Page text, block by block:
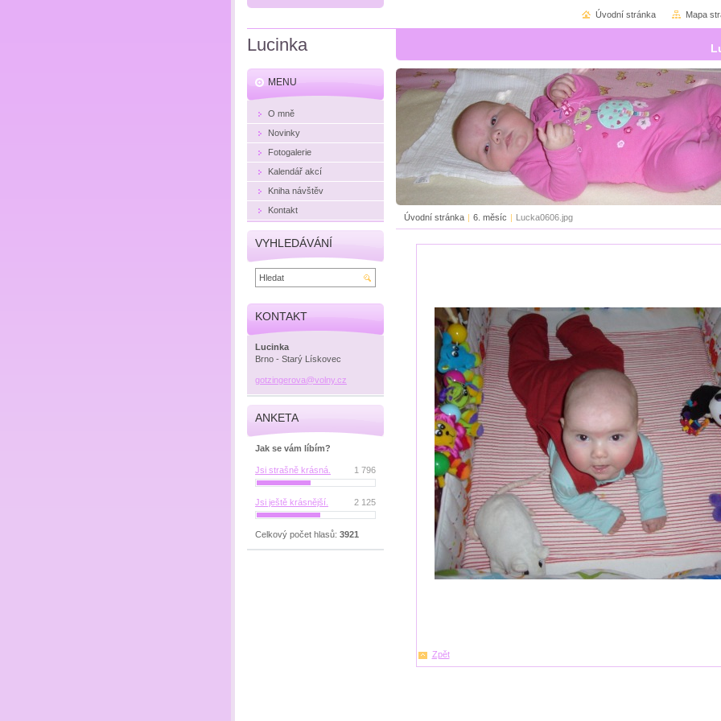
Lucinka
Úvodní stránka | 6. měsíc | Lucka0606.jpg
Zpět
MENU
O mně
Novinky
Fotogalerie
Kalendář akcí
Kniha návštěv
Kontakt
VYHLEDÁVÁNÍ
KONTAKT
Lucinka
Brno - Starý Lískovec
gotzingerova@volny.cz
ANKETA
Jak se vám líbím?
Jsi strašně krásná. 1 796
Jsi ještě krásnější. 2 125
Celkový počet hlasů: 3921
Úvodní stránka Mapa